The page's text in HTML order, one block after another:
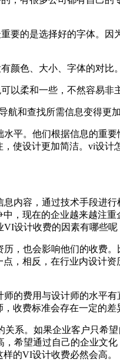
要的是选择好的字体。
颜色、大小、字体的对比。
以柔和一些，不然容易非
和查找所需信息变得更
平。他们根据信息的重
使设计更加简洁。vi设
内容，通过技术手段进
，现在的企业越来越注
设计收费的因素有哪些呢
，也会影响他们的收费
，相反，在行业内设计
的费用与设计师的水平
收费标准会存在一定的差
系。如果企业客户只希
希望通过自己的企业文
的VI设计收费必然会高。